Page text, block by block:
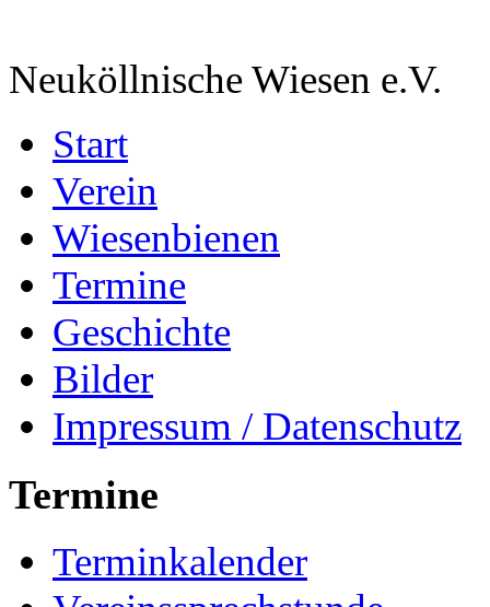
Neuköllnische Wiesen e.V.
Start
Verein
Wiesenbienen
Termine
Geschichte
Bilder
Impressum / Datenschutz
Termine
Terminkalender